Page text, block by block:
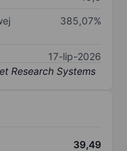
385,07%
17-lip-2026
39,49